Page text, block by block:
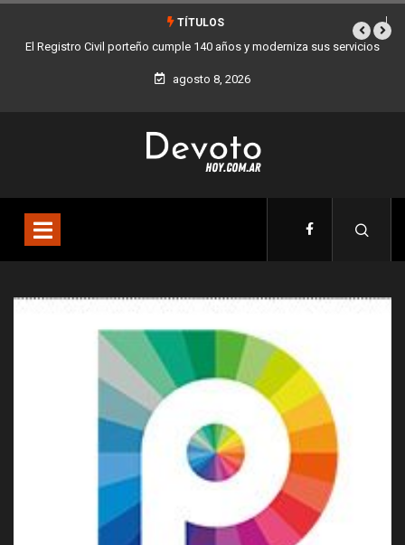
TÍTULOS
Civil porteño cumple 140 años y moderniza sus servicios Buenos
agosto 8, 2026